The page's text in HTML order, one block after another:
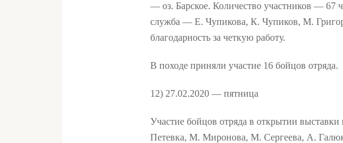
— оз. Барское. Количество участников —
служба — Е. Чупикова, К. Чупиков, М.
благодарность за четкую работу.
В походе приняли участие 16 бойцов отряда.
12) 27.02.2020 — пятница
Участие бойцов отряда в открытии
Петевка, М. Миронова, М. Сергеева, А.